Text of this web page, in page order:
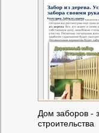
Дом заборов -
строительства